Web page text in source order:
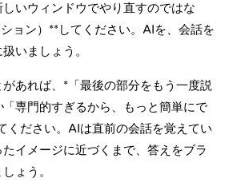
いウィンドウでやり直すのではな
ョン）**してください。AIを、会話を
いましょう。
あれば、*「最後の部分をもう一度説
「専門的すぎるから、もっと簡単にで
ください。AIは直前の会話を覚えてい
イメージに近づくまで、答えをブラ
ょう。